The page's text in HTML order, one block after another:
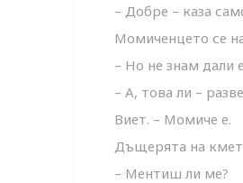
– Добре – каза
Момиченцето се
– Но не знам дали
– А, това ли –
Виет. – Момиче е.
Дъщерята на
– Ментиш ли ме?